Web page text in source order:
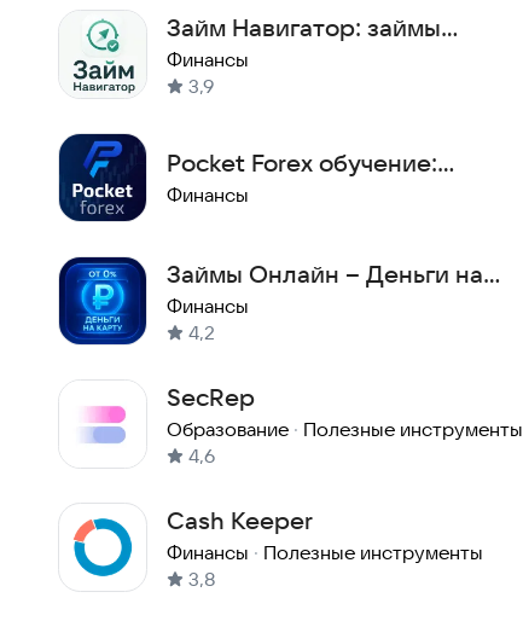
Займ Навигатор: займы
онлайн МФО
Финансы
3,9
Pocket Forex обучение:
инвестиции, трейдинг
Финансы
Займы Онлайн – Деньги на
Карту
Финансы
4,2
SecRep
Образование · Полезные инструменты
4,6
Cash Keeper
Финансы · Полезные инструменты
3,8